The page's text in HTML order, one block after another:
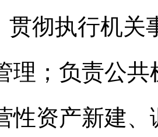
贯彻执行机关
理；负责公
性资产新建